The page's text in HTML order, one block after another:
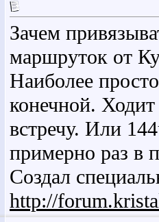
Зачем
маршруток от
Наиболее
конечной.
встречу. Или
примерно раз в
Создал
http://